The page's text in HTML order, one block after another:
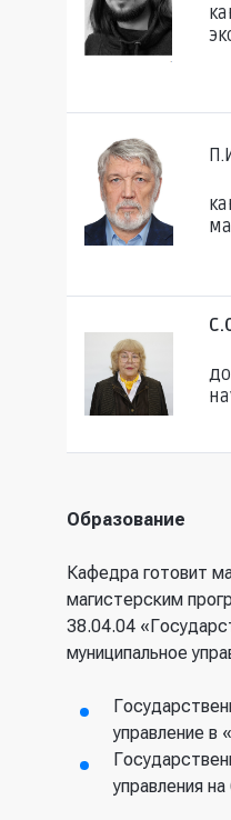
Образование
Кафедра готовит
магистерским
38.04.04
муниципальное
управление в
управления